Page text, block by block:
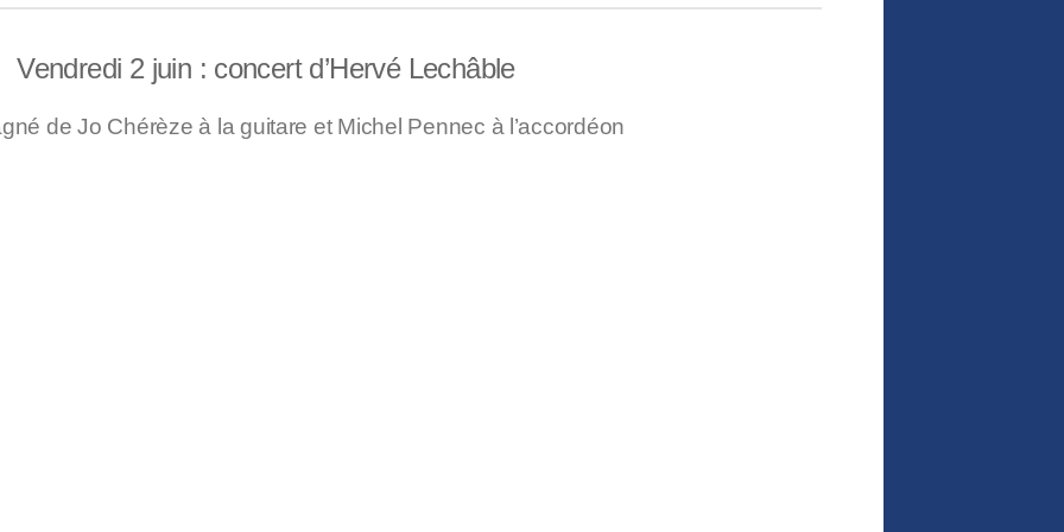
Vendredi 2 juin : concert d’Hervé Lechâble
de Jo Chérèze à la guitare et Michel Pennec à l’accordéon